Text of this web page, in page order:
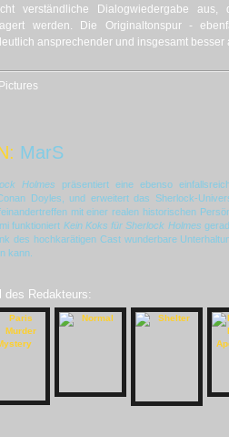
verständliche Dialogwiedergabe
werden. Die Originaltonspur -
ansprechender und insgesamt
MarS
Holmes präsentiert eine ebenso
Doyles, und erweitert das Sherlock-
mit einer realen historischen
funktioniert Kein Koks für Sherlock Holmes
des hochkarätigen Cast wunderbare
kann.
des Redakteurs: